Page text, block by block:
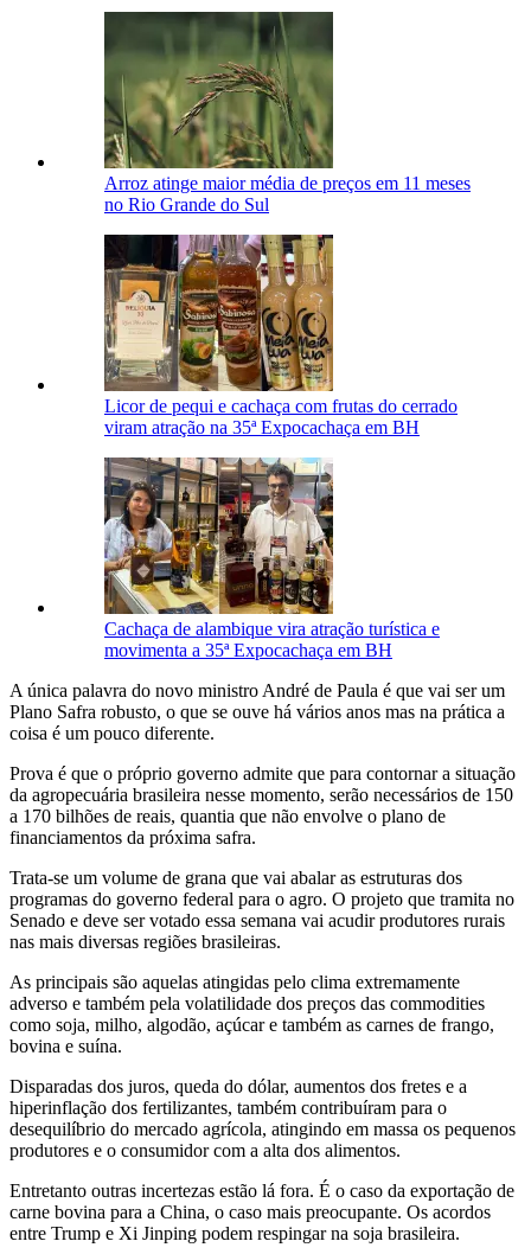
Arroz atinge maior média de preços em 11 meses
no Rio Grande do Sul
Licor de pequi e cachaça com frutas do cerrado
viram atração na 35ª Expocachaça em BH
Cachaça de alambique vira atração turística e
movimenta a 35ª Expocachaça em BH
A única palavra do novo ministro André de Paula é que vai ser um
Plano Safra robusto, o que se ouve há vários anos mas na prática a
coisa é um pouco diferente.
Prova é que o próprio governo admite que para contornar a situação
da agropecuária brasileira nesse momento, serão necessários de 150
a 170 bilhões de reais, quantia que não envolve o plano de
financiamentos da próxima safra.
Trata-se um volume de grana que vai abalar as estruturas dos
programas do governo federal para o agro. O projeto que tramita no
Senado e deve ser votado essa semana vai acudir produtores rurais
nas mais diversas regiões brasileiras.
As principais são aquelas atingidas pelo clima extremamente
adverso e também pela volatilidade dos preços das commodities
como soja, milho, algodão, açúcar e também as carnes de frango,
bovina e suína.
Disparadas dos juros, queda do dólar, aumentos dos fretes e a
hiperinflação dos fertilizantes, também contribuíram para o
desequilíbrio do mercado agrícola, atingindo em massa os pequenos
produtores e o consumidor com a alta dos alimentos.
Entretanto outras incertezas estão lá fora. É o caso da exportação de
carne bovina para a China, o caso mais preocupante. Os acordos
entre Trump e Xi Jinping podem respingar na soja brasileira.